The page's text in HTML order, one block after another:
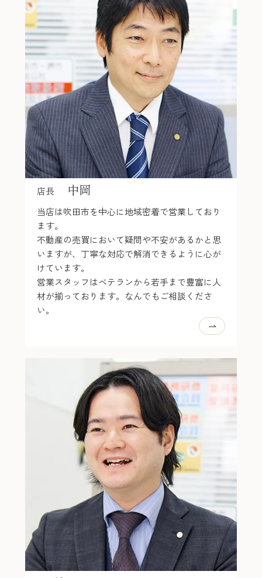
店長 中岡
当店は吹田市を中心に地域密着で営業しており
ます。
不動産の売買において疑問や不安があるかと思
いますが、丁寧な対応で解消できるように心が
けています。
営業スタッフはベテランから若手まで豊富に人
材が揃っております。なんでもご相談くださ
い。